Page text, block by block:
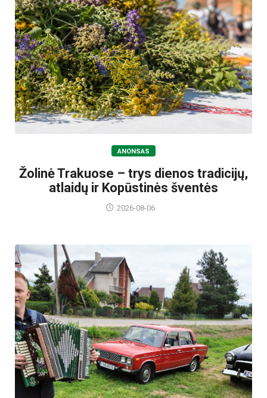
ANONSAS
Žolinė Trakuose – trys dienos tradicijų,
atlaidų ir Kopūstinės šventės
2026-08-06